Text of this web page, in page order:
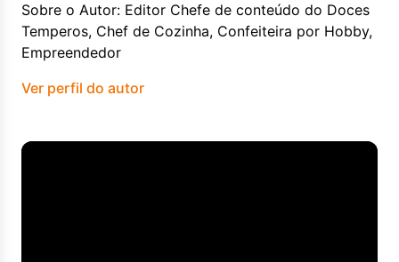
Sobre o Autor: Editor Chefe de conteúdo do Doces
Temperos, Chef de Cozinha, Confeiteira por Hobby,
Empreendedor
Ver perfil do autor